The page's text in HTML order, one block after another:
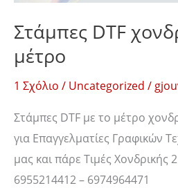
Στάμπες DTF
μέτρο
1 Σχόλιο / Uncategorized /
Στάμπες DTF με το μέτρο
για Επαγγελματίες Γραφικών
μας και πάρε Τιμές Χονδρικής
6955214412 – 6974964471